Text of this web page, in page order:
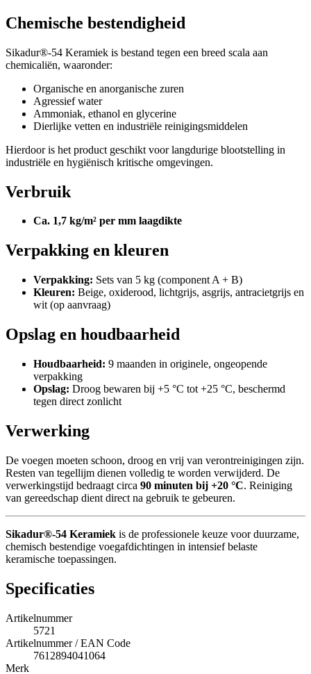
Chemische bestendigheid
Sikadur®-54 Keramiek is bestand tegen een breed scala aan
chemicaliën, waaronder:
Organische en anorganische zuren
Agressief water
Ammoniak, ethanol en glycerine
Dierlijke vetten en industriële reinigingsmiddelen
Hierdoor is het product geschikt voor langdurige blootstelling in
industriële en hygiënisch kritische omgevingen.
Verbruik
Ca. 1,7 kg/m² per mm laagdikte
Verpakking en kleuren
Verpakking: Sets van 5 kg (component A + B)
Kleuren: Beige, oxiderood, lichtgrijs, asgrijs, antracietgrijs en
wit (op aanvraag)
Opslag en houdbaarheid
Houdbaarheid: 9 maanden in originele, ongeopende
verpakking
Opslag: Droog bewaren bij +5 °C tot +25 °C, beschermd
tegen direct zonlicht
Verwerking
De voegen moeten schoon, droog en vrij van verontreinigingen zijn.
Resten van tegellijm dienen volledig te worden verwijderd. De
verwerkingstijd bedraagt circa 90 minuten bij +20 °C. Reiniging
van gereedschap dient direct na gebruik te gebeuren.
Sikadur®-54 Keramiek is de professionele keuze voor duurzame,
chemisch bestendige voegafdichtingen in intensief belaste
keramische toepassingen.
Specificaties
Artikelnummer
5721
Artikelnummer / EAN Code
7612894041064
Merk